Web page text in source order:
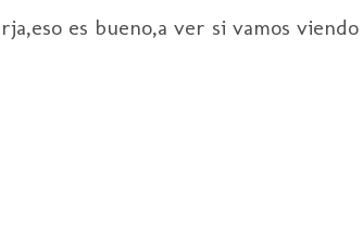
es bueno,a ver si vamos viendo